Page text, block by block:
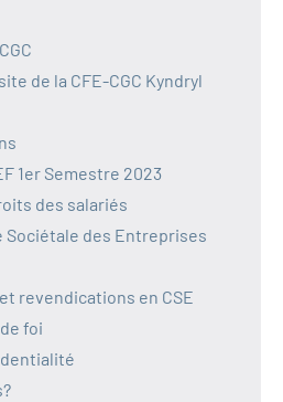
de la CFE-CGC Kyndryl
1er Semestre 2023
des salariés
Sociétale des Entreprises
revendications en CSE
foi